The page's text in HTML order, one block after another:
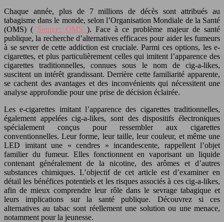
Chaque année, plus de 7 millions de décès sont attribués au
tabagisme dans le monde, selon l’Organisation Mondiale de la Santé
(OMS) ( Source: OMS ). Face à ce problème majeur de santé
publique, la recherche d’alternatives efficaces pour aider les fumeurs
à se sevrer de cette addiction est cruciale. Parmi ces options, les e-
cigarettes, et plus particulièrement celles qui imitent l’apparence des
cigarettes traditionnelles, connues sous le nom de cig-a-likes,
suscitent un intérêt grandissant. Derrière cette familiarité apparente,
se cachent des avantages et des inconvénients qui nécessitent une
analyse approfondie pour une prise de décision éclairée.
Les e-cigarettes imitant l’apparence des cigarettes traditionnelles,
également appelées cig-a-likes, sont des dispositifs électroniques
spécialement conçus pour ressembler aux cigarettes
conventionnelles. Leur forme, leur taille, leur couleur, et même une
LED imitant une « cendres » incandescente, rappellent l’objet
familier du fumeur. Elles fonctionnent en vaporisant un liquide
contenant généralement de la nicotine, des arômes et d’autres
substances chimiques. L’objectif de cet article est d’examiner en
détail les bénéfices potentiels et les risques associés à ces cig-a-likes,
afin de mieux comprendre leur rôle dans le sevrage tabagique et
leurs implications sur la santé publique. Découvrez si ces
alternatives au tabac sont réellement une solution ou une menace,
notamment pour la jeunesse.